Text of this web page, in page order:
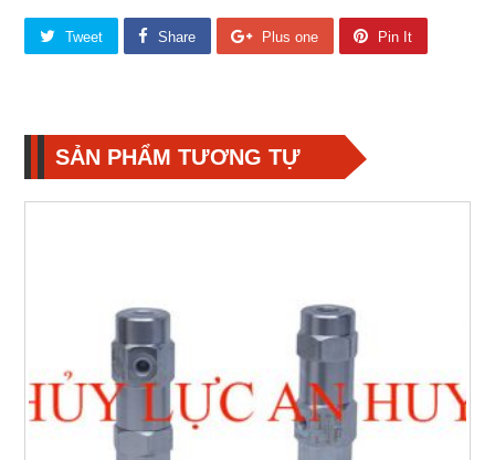
Tweet Share Plus one Pin It
SẢN PHẨM TƯƠNG TỰ